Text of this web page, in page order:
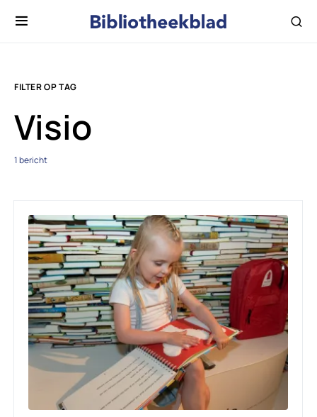
FILTER OP TAG
Visio
1 bericht